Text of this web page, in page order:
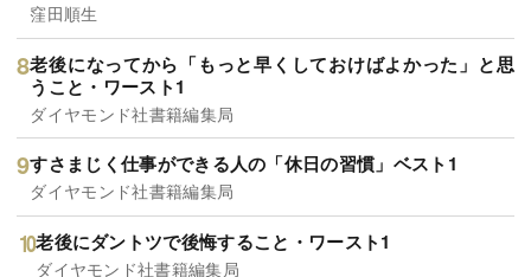
窪田順生
老後になってから「もっと早くしておけばよかった」と思
うこと・ワースト1
ダイヤモンド社書籍編集局
すさまじく仕事ができる人の「休日の習慣」ベスト1
ダイヤモンド社書籍編集局
老後にダントツで後悔すること・ワースト1
ダイヤモンド社書籍編集局